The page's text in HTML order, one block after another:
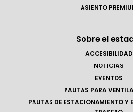
ASIENTO
Sobre el
ACCESIBILIDAD
NOTICIAS
EVENTOS
PAUTAS PARA
PAUTAS DE ESTACIONAMIENTO Y